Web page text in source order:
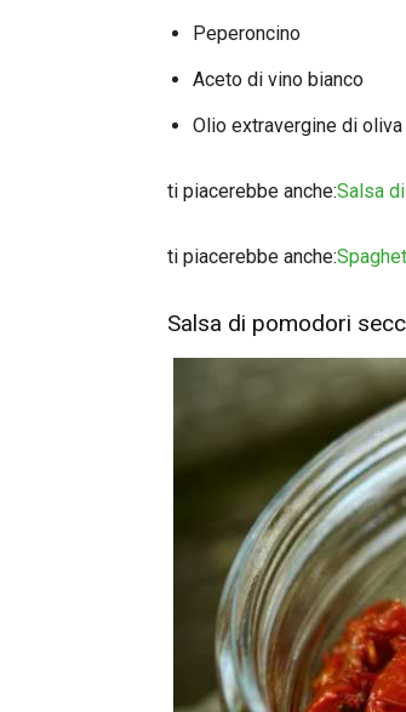
Peperoncino
Aceto di vino bianco
Olio extravergine di oliva
ti piacerebbe anche:Salsa
ti piacerebbe anche:
Salsa di pomodori